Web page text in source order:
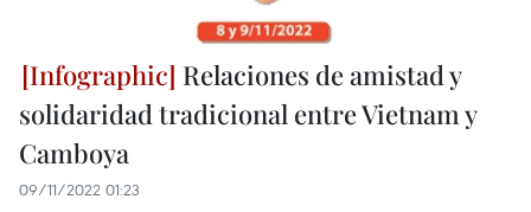
Relaciones de amistad y
solidaridad tradicional entre Vietnam y
Camboya
09/11/2022 01:23